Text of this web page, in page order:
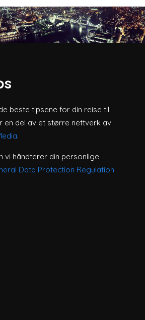
beste tipsene for din reise til
en del av et større nettverk av
.
vi håndterer din personlige
Data Protection Regulation